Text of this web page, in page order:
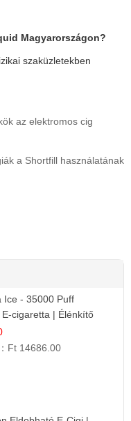
Magyarországon?
szaküzletekben
az elektromos cig
a Shortfill használatának
Ice - 35000 Puff
E-cigaretta | Élénkítő
Frissesség!
Ft 14686.00